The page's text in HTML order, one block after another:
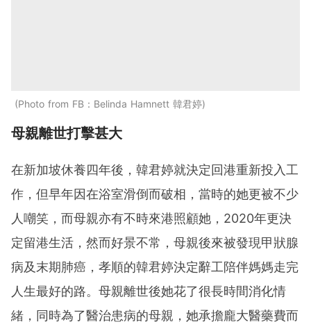
Photo from FB：Belinda Hamnett 韓君婷
母親離世打擊甚大
在新加坡休養四年後，韓君婷就決定回港重新投入工
作，但早年因在浴室滑倒而破相，當時的她更被不少
人嘲笑，而母親亦有不時來港照顧她，2020年更決
定留港生活，然而好景不常，母親後來被發現甲狀腺
病及末期肺癌，孝順的韓君婷決定辭工陪伴媽媽走完
人生最好的路。母親離世後她花了很長時間消化情
緒，同時為了醫治患病的母親，她承擔龐大醫藥費而